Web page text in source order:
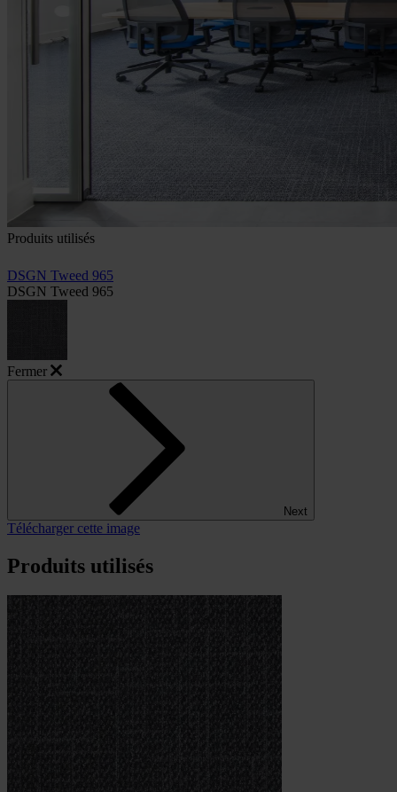
Produits utilisés
DSGN Tweed 965
DSGN Tweed 965
Fermer
Next
Télécharger cette image
Produits utilisés